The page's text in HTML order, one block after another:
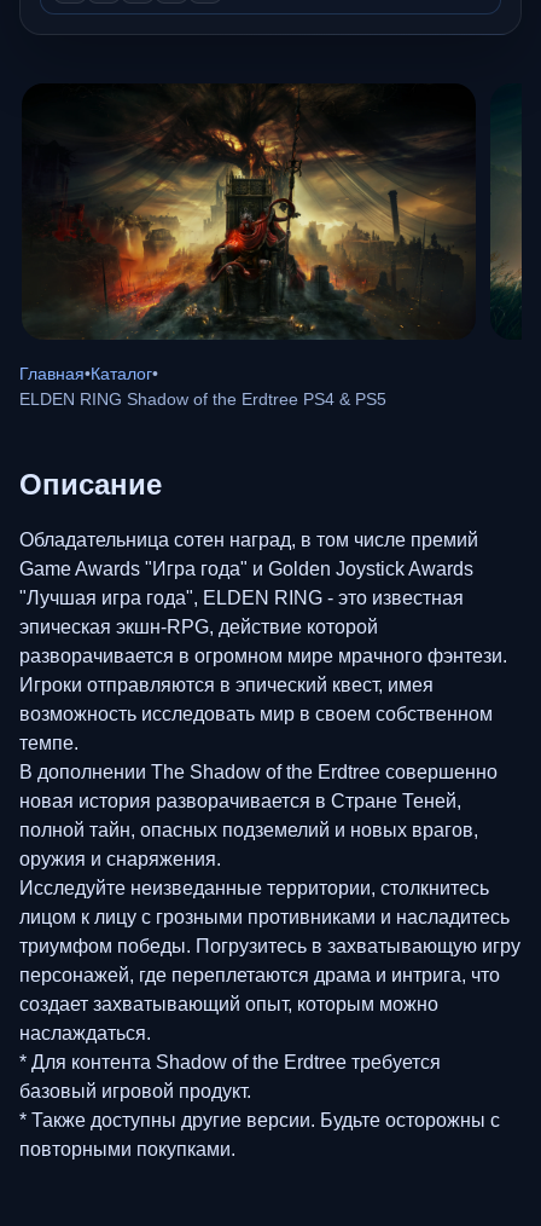
Главная•Каталог•
ELDEN RING Shadow of the Erdtree PS4 & PS5
Описание
Обладательница сотен наград, в том числе премий
Game Awards "Игра года" и Golden Joystick Awards
"Лучшая игра года", ELDEN RING - это известная
эпическая экшн-RPG, действие которой
разворачивается в огромном мире мрачного фэнтези.
Игроки отправляются в эпический квест, имея
возможность исследовать мир в своем собственном
темпе.
В дополнении The Shadow of the Erdtree совершенно
новая история разворачивается в Стране Теней,
полной тайн, опасных подземелий и новых врагов,
оружия и снаряжения.
Исследуйте неизведанные территории, столкнитесь
лицом к лицу с грозными противниками и насладитесь
триумфом победы. Погрузитесь в захватывающую игру
персонажей, где переплетаются драма и интрига, что
создает захватывающий опыт, которым можно
наслаждаться.
* Для контента Shadow of the Erdtree требуется
базовый игровой продукт.
* Также доступны другие версии. Будьте осторожны с
повторными покупками.